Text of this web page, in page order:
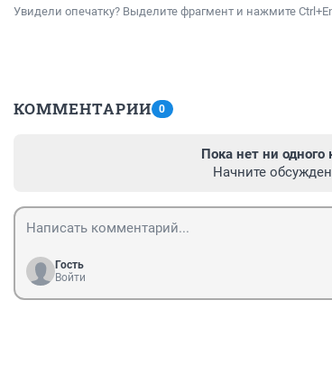
Увидели опечатку? Выделите фрагмент и нажмите
КОММЕНТАРИИ 0
Пока нет ни одного
Начните
Гость
Войти